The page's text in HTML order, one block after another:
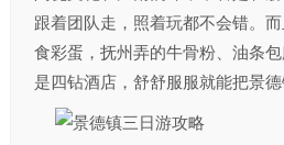
跟着团队走，照着玩都不会错。
食彩蛋，抚州弄的牛骨粉、油条
是四钻酒店，舒舒服服就能把景德